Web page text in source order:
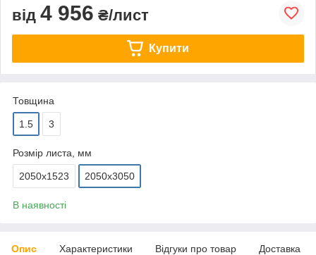
від 4 956 ₴/лист
Купити
Товщина
1.5 3
Розмір листа, мм
2050х1523 2050х3050
В наявності
Опис Характеристики Відгуки про товар Доставка